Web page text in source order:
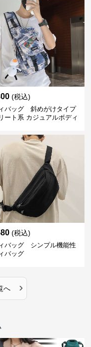
(税込)
バッグ 斜めがけタイプ
ート系 カジュアルボディ
(税込)
バッグ シンプル機能性
バッグ
へ ›